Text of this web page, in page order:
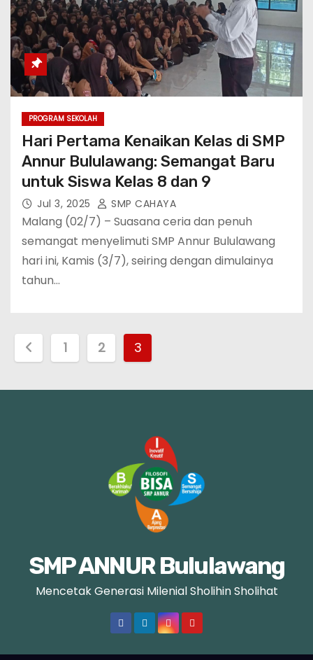
PROGRAM SEKOLAH
Hari Pertama Kenaikan Kelas di SMP
Annur Bululawang: Semangat Baru
untuk Siswa Kelas 8 dan 9
Jul 3, 2025 SMP CAHAYA
Malang (02/7) – Suasana ceria dan penuh
semangat menyelimuti SMP Annur Bululawang
hari ini, Kamis (3/7), seiring dengan dimulainya
tahun…
1 2 3
SMP ANNUR Bululawang
Mencetak Generasi Milenial Sholihin Sholihat